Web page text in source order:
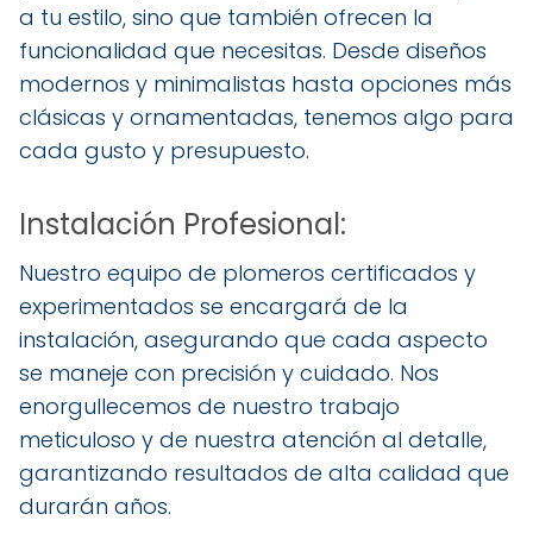
a tu estilo, sino que también ofrecen la
funcionalidad que necesitas. Desde diseños
modernos y minimalistas hasta opciones más
clásicas y ornamentadas, tenemos algo para
cada gusto y presupuesto.
Instalación Profesional:
Nuestro equipo de plomeros certificados y
experimentados se encargará de la
instalación, asegurando que cada aspecto
se maneje con precisión y cuidado. Nos
enorgullecemos de nuestro trabajo
meticuloso y de nuestra atención al detalle,
garantizando resultados de alta calidad que
durarán años.